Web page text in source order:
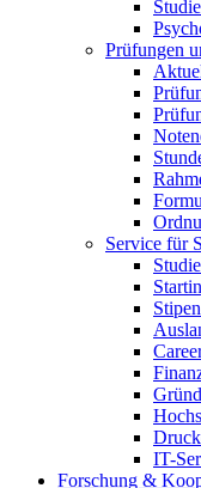
Prüfungen
Service für
IT-
Forschung &